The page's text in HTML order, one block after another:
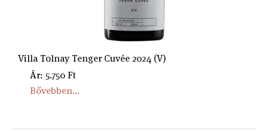
Villa Tolnay Tenger Cuvée 2024 (V)
Ár: 5.750 Ft
Bővebben...